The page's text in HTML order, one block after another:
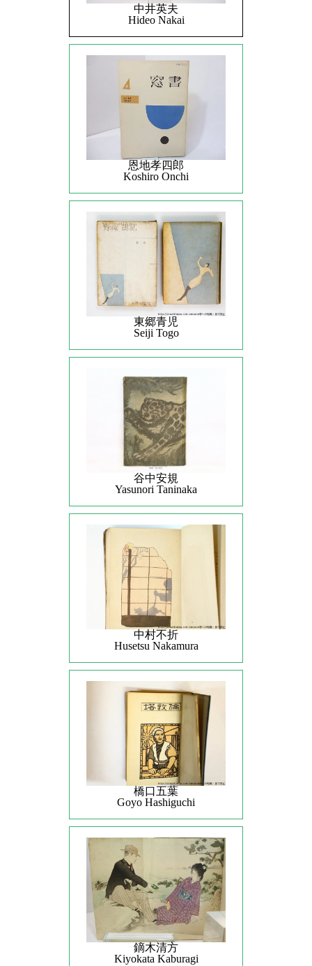
中井英夫
Hideo Nakai
恩地孝四郎
Koshiro Onchi
東郷青児
Seiji Togo
谷中安規
Yasunori Taninaka
中村不折
Husetsu Nakamura
橋口五葉
Goyo Hashiguchi
鏑木清方
Kiyokata Kaburagi